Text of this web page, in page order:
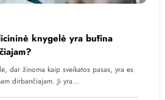
knygelė yra būtina
dar žinoma kaip sveikatos pasas, yra es
dirbančiajam. Ji yra…